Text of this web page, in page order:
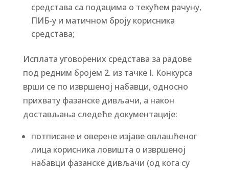
средстава са подацима о текућем рачуну,
ПИБ-у и матичном броју корисника
средстава;
Исплата уговорених средстава за радове
под редним бројем 2. из тачке I. Конкурса
врши се по извршеној набавци, односно
прихвату фазанске дивљачи, а након
достављања следеће документације:
потписане и оверене изјаве овлашћеног
лица корисника ловишта о извршеној
набавци фазанске дивљачи (од кога су